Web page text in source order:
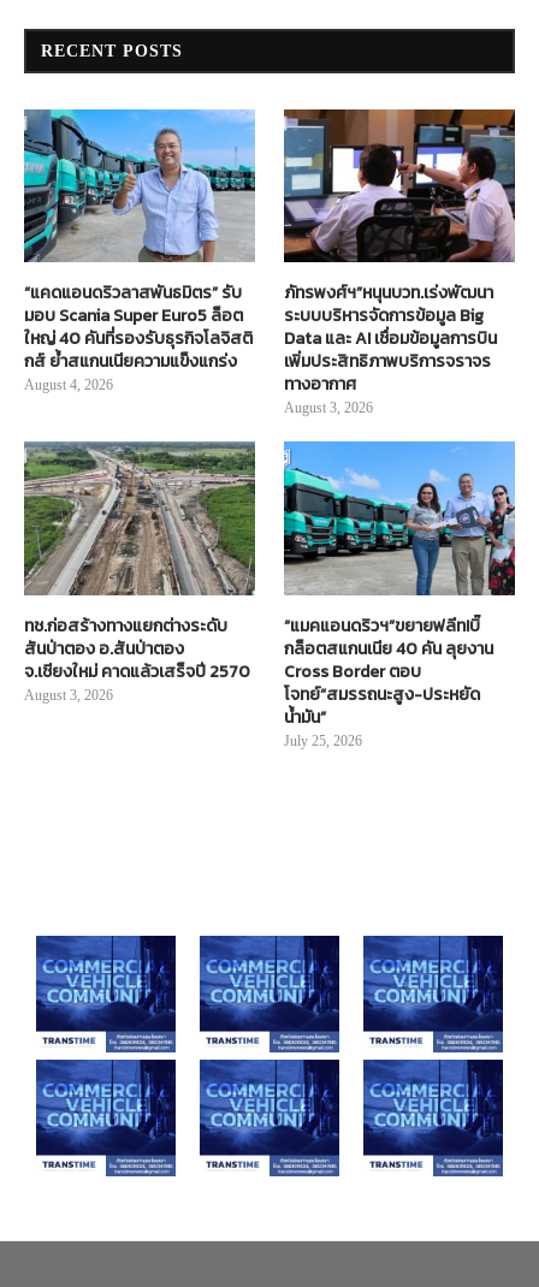
RECENT POSTS
“แคดแอนดริวลาสพันธมิตร” รับ
มอบ Scania Super Euro5 ล็อต
ใหญ่ 40 คันที่รองรับธุรกิจโลจิสติ
กส์ ย้ำสแกนเนียความแข็งแกร่ง
August 4, 2026
ภัทรพงศ์ฯ”หนุนบวท.เร่งพัฒนา
ระบบบริหารจัดการข้อมูล Big
Data และ AI เชื่อมข้อมูลการบิน
เพิ่มประสิทธิภาพบริการจราจร
ทางอากาศ
August 3, 2026
ทช.ก่อสร้างทางแยกต่างระดับ
สันป่าตอง อ.สันป่าตอง
จ.เชียงใหม่ คาดแล้วเสร็จปี 2570
August 3, 2026
“แมคแอนดริวฯ”ขยายฟลีท!บิ๊
กล็อตสแกนเนีย 40 คัน ลุยงาน
Cross Border ตอบ
โจทย์“สมรรถนะสูง-ประหยัด
น้ำมัน”
July 25, 2026